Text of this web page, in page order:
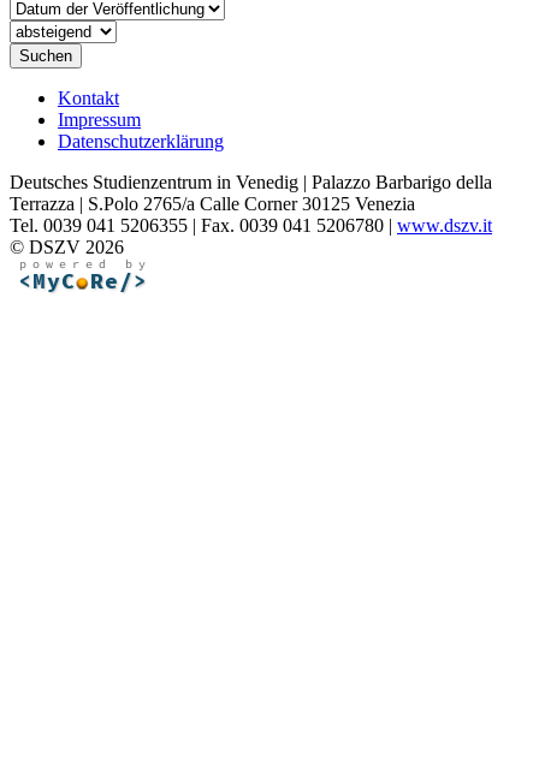
Suchen
Kontakt
Impressum
Datenschutzerklärung
Deutsches Studienzentrum in Venedig | Palazzo Barbarigo della
Terrazza | S.Polo 2765/a Calle Corner 30125 Venezia
Tel. 0039 041 5206355 | Fax. 0039 041 5206780 | www.dszv.it
© DSZV 2026